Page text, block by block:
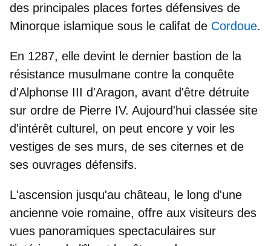
des principales places fortes défensives de
Minorque islamique sous le califat de Cordoue.
En 1287, elle devint le dernier bastion de la
résistance musulmane contre la conquête
d'Alphonse III d'Aragon, avant d'être détruite
sur ordre de Pierre IV. Aujourd'hui classée site
d'intérêt culturel, on peut encore y voir les
vestiges de ses murs, de ses citernes et de
ses ouvrages défensifs.
L'ascension jusqu'au château, le long d'une
ancienne voie romaine, offre aux visiteurs des
vues panoramiques spectaculaires sur